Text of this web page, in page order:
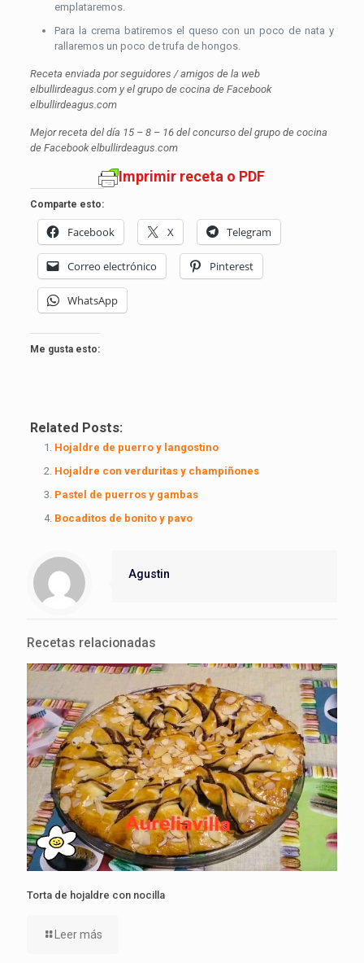
emplataremos.
Para la crema batiremos el queso con un poco de nata y
rallaremos un poco de trufa de hongos.
Receta enviada por seguidores / amigos de la web
elbullirdeagus.com y el grupo de cocina de Facebook
elbullirdeagus.com
Mejor receta del día 15 – 8 – 16 del concurso del grupo de cocina
de Facebook elbullirdeagus.com
Imprimir receta o PDF
Comparte esto:
Facebook X Telegram
Correo electrónico Pinterest
WhatsApp
Me gusta esto:
Related Posts:
Hojaldre de puerro y langostino
Hojaldre con verduritas y champiñones
Pastel de puerros y gambas
Bocaditos de bonito y pavo
Agustin
Recetas relacionadas
Torta de hojaldre con nocilla
Leer más